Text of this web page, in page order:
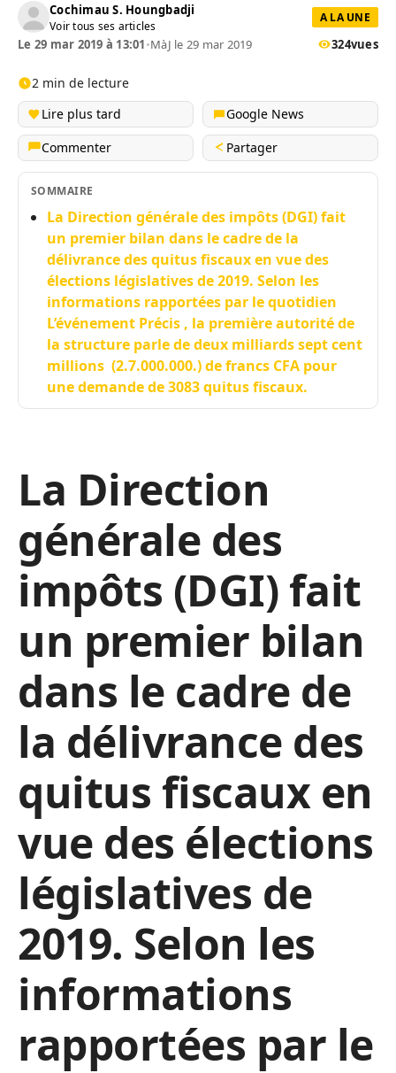
Cochimau S. Houngbadji
Voir tous ses articles
A LA UNE
Le 29 mar 2019 à 13:01•MàJ le 29 mar 2019 324vues
2 min de lecture
Lire plus tard
Google News
Commenter
Partager
SOMMAIRE
La Direction générale des impôts (DGI) fait
un premier bilan dans le cadre de la
délivrance des quitus fiscaux en vue des
élections législatives de 2019. Selon les
informations rapportées par le quotidien
L’événement Précis , la première autorité de
la structure parle de deux milliards sept cent
millions (2.7.000.000.) de francs CFA pour
une demande de 3083 quitus fiscaux.
La Direction
générale des
impôts (DGI) fait
un premier bilan
dans le cadre de
la délivrance des
quitus fiscaux en
vue des élections
législatives de
2019. Selon les
informations
rapportées par le